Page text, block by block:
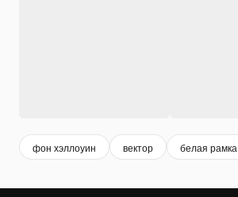
фон хэллоуин вектор белая рамка